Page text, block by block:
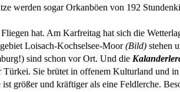
sogar Orkanböen von 192
hat. Am Karfreitag hat sich die
Loisach-Kochselsee-Moor(Bild) stehen
sind schon vor Ort. Und die
Sie brütet in offenem Kulturland und
größer und kräftiger als eine Feldlerche.